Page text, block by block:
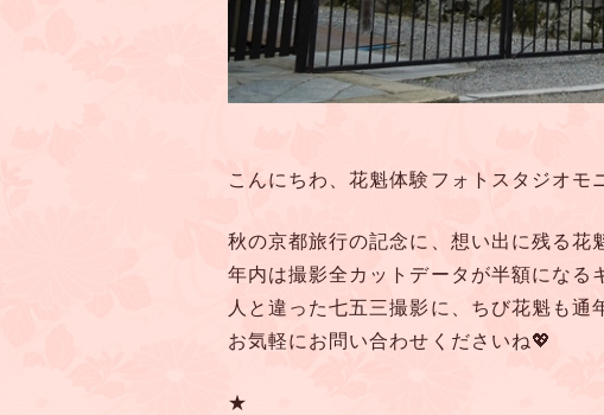
こんにちわ、花魁体験フォトスタジオモ
秋の京都旅行の記念に、想い出に残る花
年内は撮影全カットデータが半額になる
人と違った七五三撮影に、ちび花魁も通
お気軽にお問い合わせくださいね💖
★